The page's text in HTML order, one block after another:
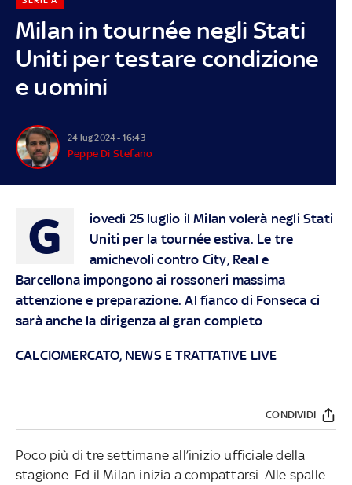
Milan in tournée negli Stati
Uniti per testare condizione
e uomini
24 lug 2024 - 16:43
Peppe Di Stefano
G
iovedì 25 luglio il Milan volerà negli Stati
Uniti per la tournée estiva. Le tre
amichevoli contro City, Real e
Barcellona impongono ai rossoneri massima
attenzione e preparazione. Al fianco di Fonseca ci
sarà anche la dirigenza al gran completo
CALCIOMERCATO, NEWS E TRATTATIVE LIVE
CONDIVIDI
Poco più di tre settimane all’inizio ufficiale della
stagione. Ed il Milan inizia a compattarsi. Alle spalle